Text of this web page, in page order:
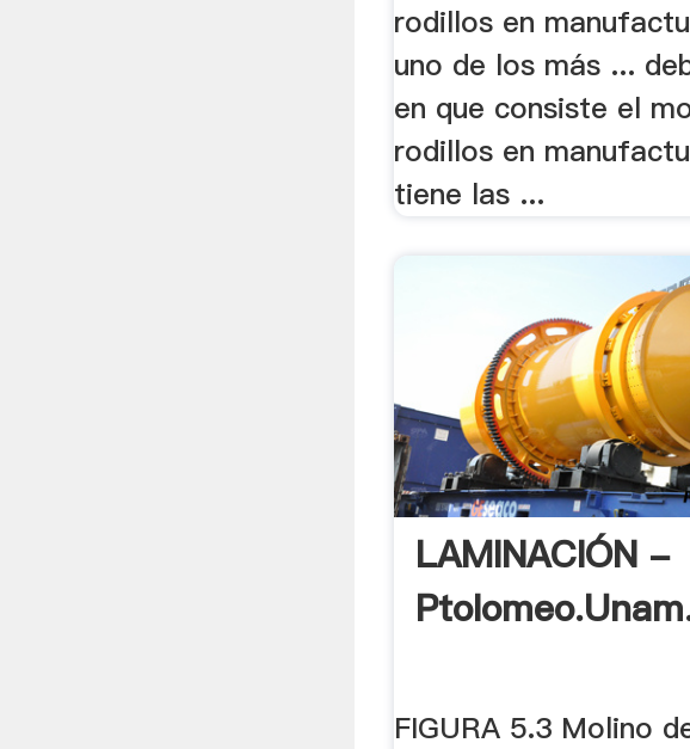
rodillos en
uno de los más ...
en que consiste el
rodillos en
tiene las ...
LAMINACIÓN -
FIGURA 5.3 Molino